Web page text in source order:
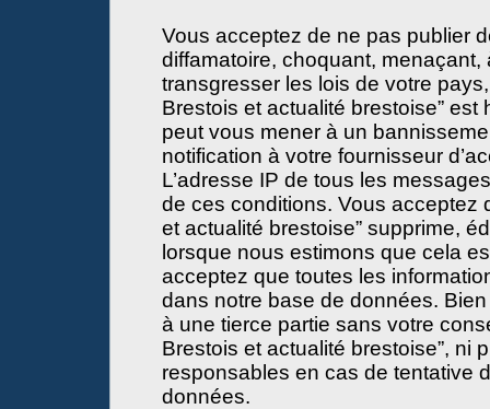
Vous acceptez de ne pas publier
diffamatoire, choquant,
transgresser les lois de votre
Brestois et actualité brestoise”
peut vous mener à un
notification à votre fournisseur
L’adresse IP de tous les
de ces conditions. Vous acceptez
et actualité brestoise” supprime,
lorsque nous estimons que cela
acceptez que toutes les
dans notre base de données.
à une tierce partie sans votre
Brestois et actualité brestoise”, ni
responsables en cas de tentative
données.